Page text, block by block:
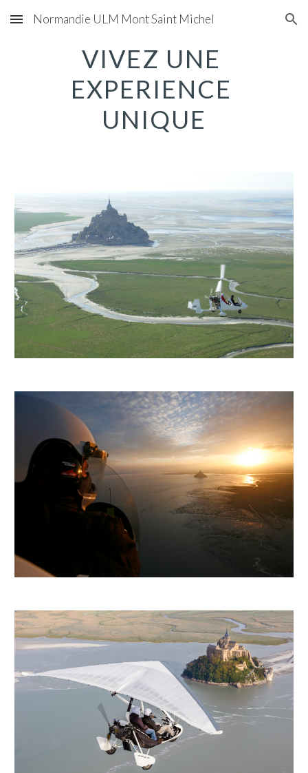
Skip to main content Skip to navigation
Normandie ULM Mont Saint Michel
VIVEZ UNE
EXPERIENCE
UNIQUE